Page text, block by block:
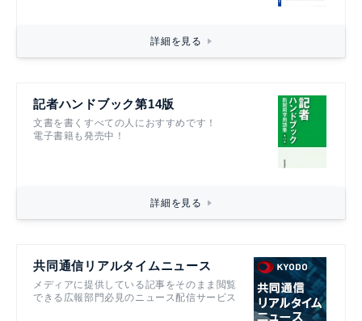
詳細を見る
記者ハンドブック第14版
文書を書くすべての人におすすめです！
電子書籍も発売中！
詳細を見る
共同通信リアルタイムニュース
メディアに提供している記事をそのまま閲覧
できる広報部門必見のニュース配信サービス